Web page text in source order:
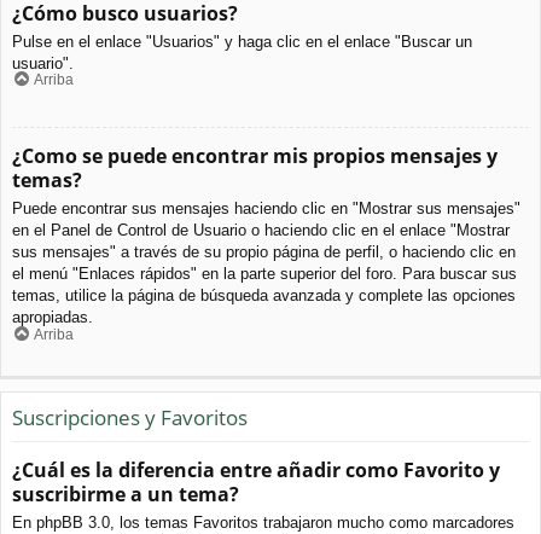
¿Cómo busco usuarios?
Pulse en el enlace "Usuarios" y haga clic en el enlace "Buscar un
usuario".
Arriba
¿Como se puede encontrar mis propios mensajes y
temas?
Puede encontrar sus mensajes haciendo clic en "Mostrar sus mensajes"
en el Panel de Control de Usuario o haciendo clic en el enlace "Mostrar
sus mensajes" a través de su propio página de perfil, o haciendo clic en
el menú "Enlaces rápidos" en la parte superior del foro. Para buscar sus
temas, utilice la página de búsqueda avanzada y complete las opciones
apropiadas.
Arriba
Suscripciones y Favoritos
¿Cuál es la diferencia entre añadir como Favorito y
suscribirme a un tema?
En phpBB 3.0, los temas Favoritos trabajaron mucho como marcadores